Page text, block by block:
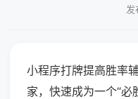
发
小程序打牌提高胜率
家，快速成为一个“必